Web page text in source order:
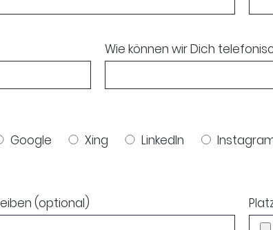
Wie können wir Dich
Google Xing LinkedIn
(optional)